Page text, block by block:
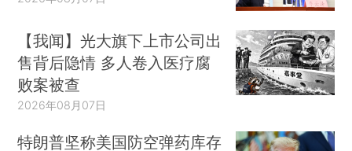
【我闻】光大旗下上市公司出
售背后隐情 多人卷入医疗腐
败案被查
2026年08月07日
特朗普坚称美国防空弹药库存